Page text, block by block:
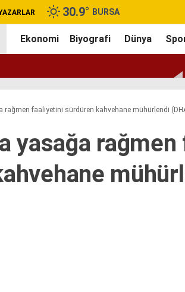
30.9° BURSA
Ekonomi Biyografi Dünya
rağmen faaliyetini sürdüren kahvehane mühürlendi
yasağa